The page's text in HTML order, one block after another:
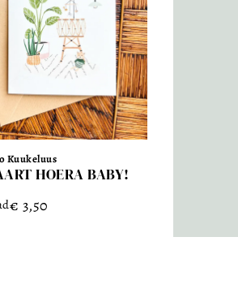
Kuukeluus
HOERA BABY!
€ 3,50